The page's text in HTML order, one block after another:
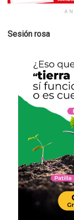
Sesión rosa